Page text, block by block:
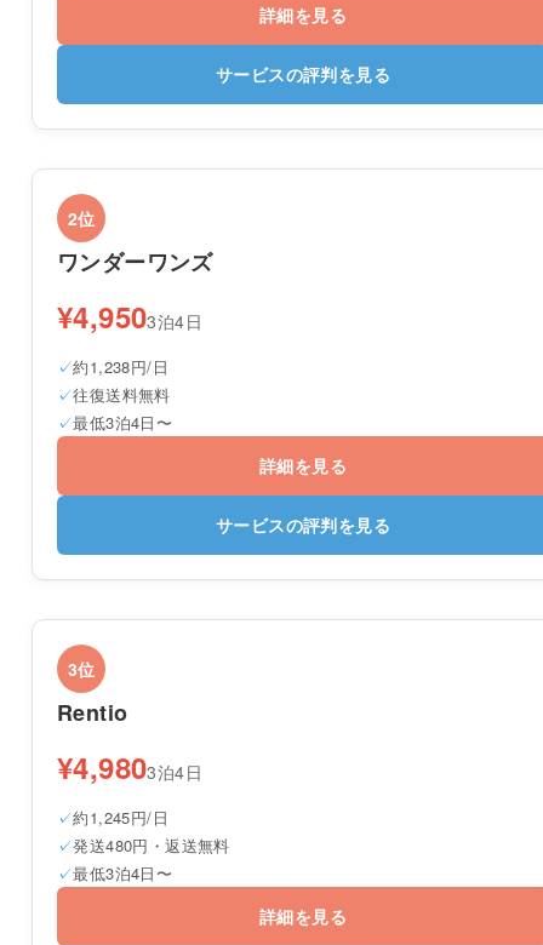
詳細を見る
サービスの評判を見る
2位
ワンダーワンズ
¥4,9503泊4日
約1,238円/日
往復送料無料
最低3泊4日〜
詳細を見る
サービスの評判を見る
3位
Rentio
¥4,9803泊4日
約1,245円/日
発送480円・返送無料
最低3泊4日〜
詳細を見る